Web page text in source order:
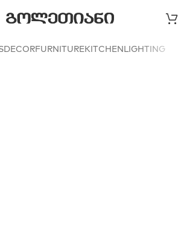
DECORFURNITUREKITCHENLIGHTING